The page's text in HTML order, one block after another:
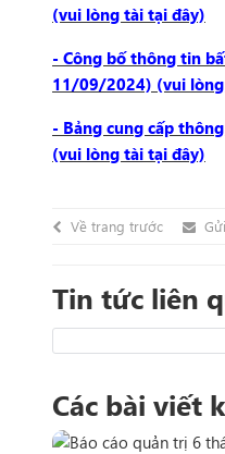
(vui lòng tài tại đây)
- Công bố thông tin
11/09/2024) (vui
- Bảng cung cấp
(vui lòng tài tại đây)
Về trang trước
Tin tức liên
Các bài viết